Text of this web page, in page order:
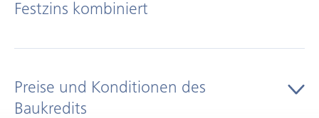
Festzins kombiniert
Bau, Umbau oder Renovation Ihrer
Preise und Konditionen des
Baukredits